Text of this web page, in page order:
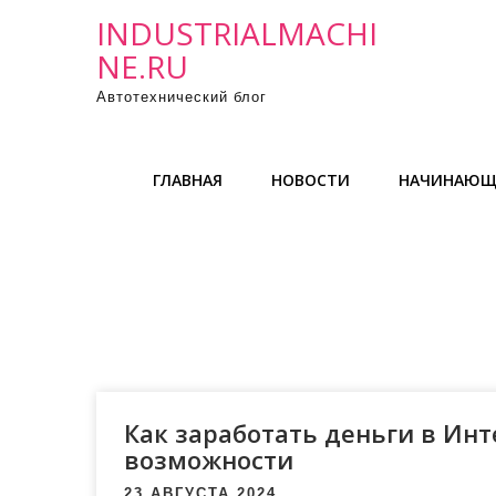
INDUSTRIALMACHI
NE.RU
Автотехнический блог
ГЛАВНАЯ НОВОСТИ
Как заработать деньги в
возможности